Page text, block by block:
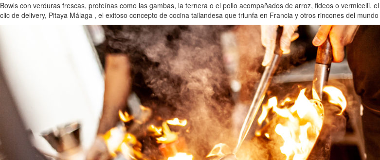
Bowls con verduras frescas, proteínas como las gambas, la ternera o el pollo acompañados de arroz, fideos o vermicelli,
clic de delivery, Pitaya Málaga , el exitoso concepto de cocina tailandesa que triunfa en Francia y otros rincones del